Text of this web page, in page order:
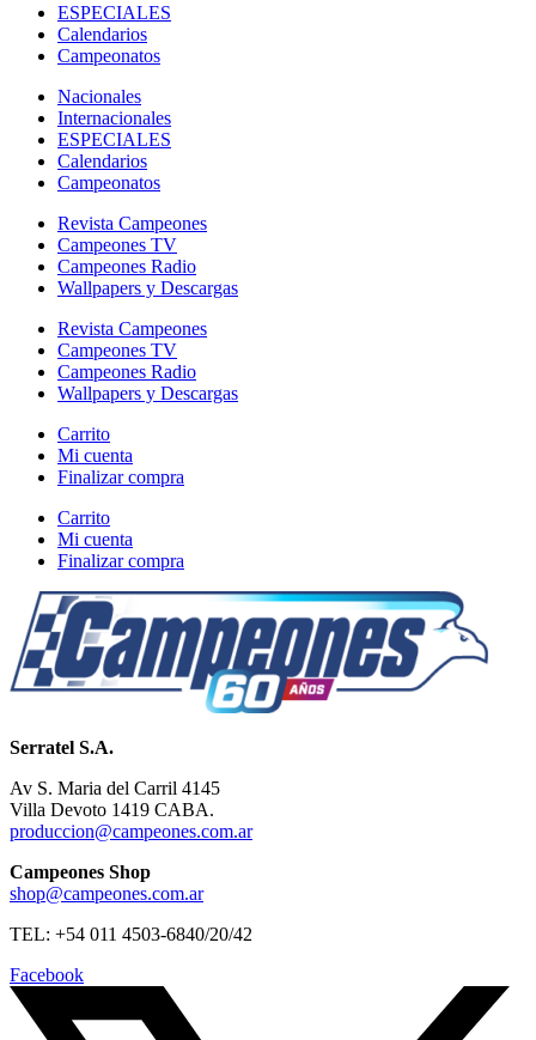
ESPECIALES
Calendarios
Campeonatos
Nacionales
Internacionales
ESPECIALES
Calendarios
Campeonatos
Revista Campeones
Campeones TV
Campeones Radio
Wallpapers y Descargas
Revista Campeones
Campeones TV
Campeones Radio
Wallpapers y Descargas
Carrito
Mi cuenta
Finalizar compra
Carrito
Mi cuenta
Finalizar compra
Serratel S.A.
Av S. Maria del Carril 4145
Villa Devoto 1419 CABA.
produccion@campeones.com.ar
Campeones Shop
shop@campeones.com.ar
TEL: +54 011 4503-6840/20/42
Facebook